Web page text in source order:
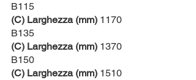
B115
(C) Larghezza (mm) 1170
B135
(C) Larghezza (mm) 1370
B150
(C) Larghezza (mm) 1510